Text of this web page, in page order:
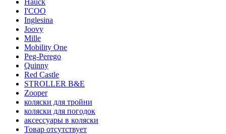
Hauck
I'COO
Inglesina
Joovy
Mille
Mobility One
Peg-Perego
Quinny
Red Castle
STROLLER B&E
Zooper
коляски для тройни
коляски для погодок
аксессуары в коляски
Товар отсутствует